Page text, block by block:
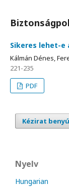
Sikeres lehet-e
Kálmán Dénes,
221-235
PDF
Kézirat
Nyelv
Hungarian